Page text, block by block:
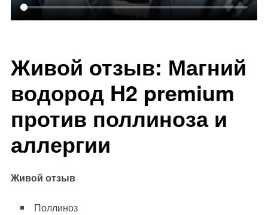
Живой отзыв: Магний
водород H2 premium
против поллиноза и
аллергии
Живой отзыв
Поллиноз